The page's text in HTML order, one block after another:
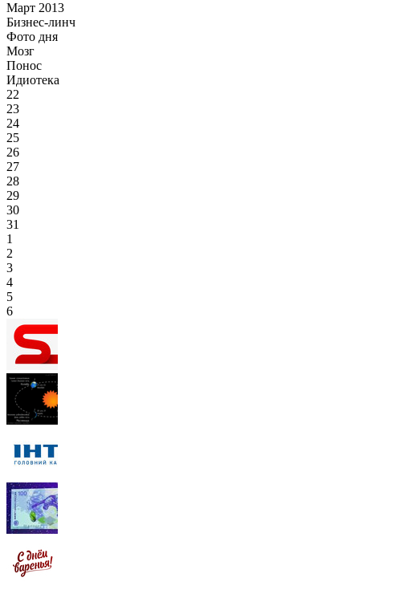
Март 2013
Бизнес-линч
Фото дня
Мозг
Понос
Идиотека
22
23
24
25
26
27
28
29
30
31
1
2
3
4
5
6